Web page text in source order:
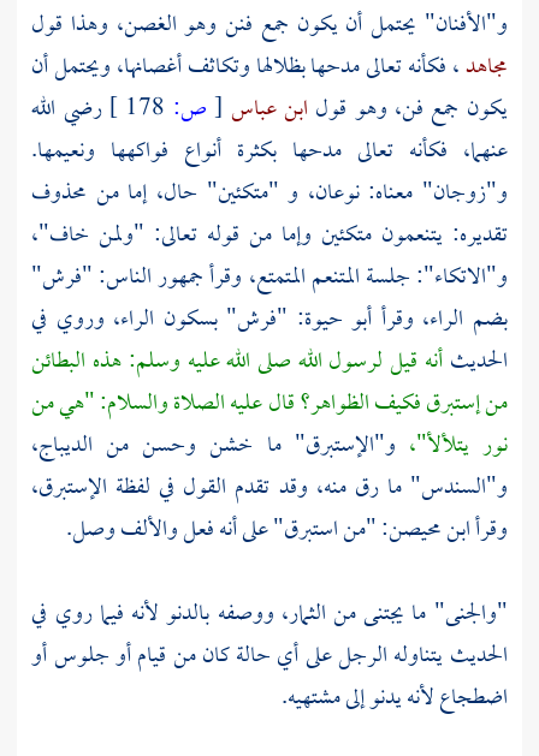
و"الأفنان" يحتمل أن يكون جمع فنن وهو الغصن، وهذا قول
مجاهد، فكأنه تعالى مدحها بظلالها وتكاثف أغصانها، ويحتمل أن
يكون جمع فن، وهو قول ابن عباس [ص:
رضي الله
عنهما، فكأنه تعالى مدحها بكثرة أنواع فواكهها ونعيمها.
و"زوجان" معناه: نوعان، و "متكئين" حال، إما من محذوف
تقديره: يتنعمون متكئين وإما من قوله تعالى: "ولمن خاف"،
و"الاتكاء": جلسة المتنعم المتمتع، وقرأ جمهور الناس: "فرش"
بضم الراء، وقرأ أبو حيوة: "فرش" بسكون الراء، وروي في
الحديثأنه قيل لرسول الله صلى الله عليه وسلم: هذه البطائن
من إستبرق فكيف الظواهر؟ قال عليه الصلاة والسلام: "هي من
نور يتلألأ"، و"الإستبرق" ما خشن وحسن من الديباج،
و"السندس" ما رق منه، وقد تقدم القول في لفظة الإستبرق،
وقرأابن محيصن:"من استبرق" على أنه فعل والألف وصل.
"والجنى" ما يجتنى من الثمار، ووصفه بالدنو لأنه فيما روي في
الحديث يتناوله الرجل على أي حالة كان من قيام أو جلوس أو
اضطجاع لأنه يدنو إلى مشتهيه.